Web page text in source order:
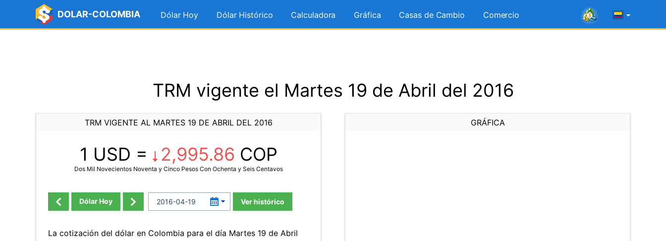
DOLAR-COLOMBIA Dólar Hoy Dólar Histórico Calculadora Gráfica Casas de Cambio Comercio
TRM vigente el Martes 19 de Abril del 2016
TRM VIGENTE AL MARTES 19 DE ABRIL DEL 2016
1 USD = 2,995.86 COP
Dos Mil Novecientos Noventa y Cinco Pesos Con Ochenta y Seis Centavos
Dólar Hoy Ver histórico
La cotización del dólar en Colombia para el día Martes 19 de Abril
GRÁFICA